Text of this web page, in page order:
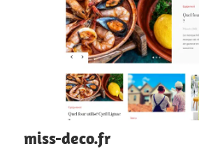
miss-deco.fr